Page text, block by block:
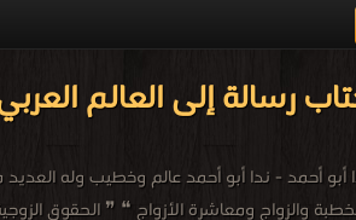
رسالة إلى العالم